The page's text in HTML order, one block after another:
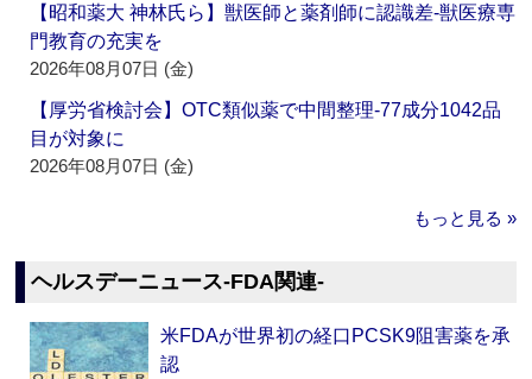
【昭和薬大 神林氏ら】獣医師と薬剤師に認識差‐獣医療専
門教育の充実を
2026年08月07日 (金)
【厚労省検討会】OTC類似薬で中間整理‐77成分1042品
目が対象に
2026年08月07日 (金)
もっと見る »
ヘルスデーニュース‐FDA関連‐
米FDAが世界初の経口PCSK9阻害薬を承
認